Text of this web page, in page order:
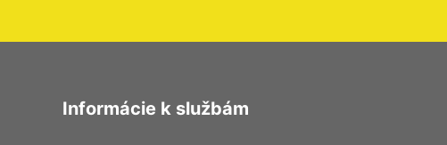
Informácie k službám